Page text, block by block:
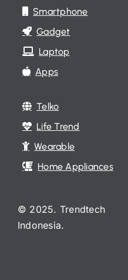
Smartphone
Gadget
Laptop
Apps
Telko
Life Trend
Wearable
Home Appliances
© 2025. Trendtech
Indonesia.